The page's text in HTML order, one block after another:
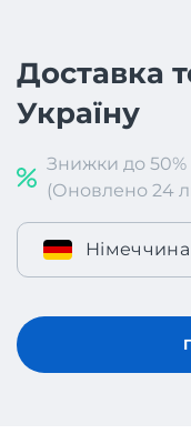
Доставка
Україну
Знижки до 50%
(Оновлено 24
Німеччина